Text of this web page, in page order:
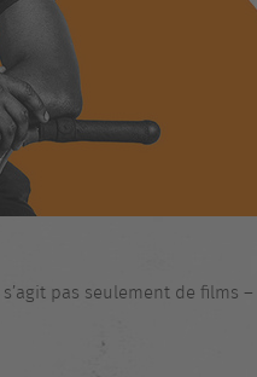
pas seulement de films